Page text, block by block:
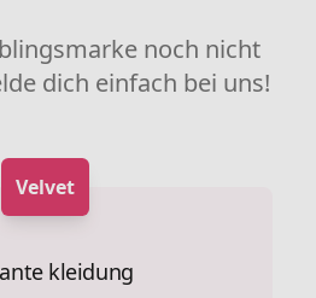
noch nicht
dich einfach bei uns!
Velvet
kleidung